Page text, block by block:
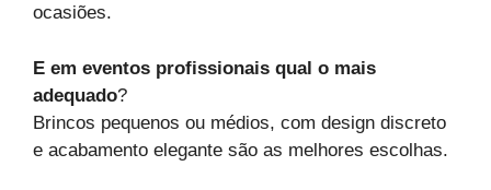
ocasiões.
E em eventos profissionais qual o mais
adequado?
Brincos pequenos ou médios, com design discreto
e acabamento elegante são as melhores escolhas.